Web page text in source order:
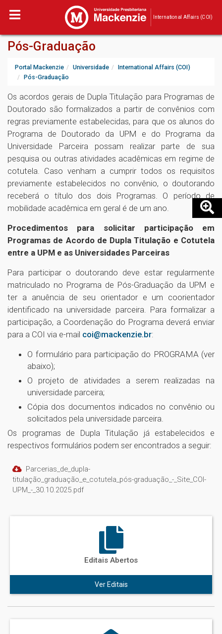
International Affairs (COI)
Pós-Graduação
Portal Mackenzie Universidade
International Affairs (COI)
Pós-Graduação
Os acordos gerais de Dupla Titulação para Programas de
Doutorado são formalizados a partir de convênios com
regras previamente estabelecidas, para que os alunos do
Programa de Doutorado da UPM e do Programa da
Universidade Parceira possam realizar parte de sua
pesquisa ou outras atividades acadêmicas em regime de
cotutela. Caso venham a cumprir todos os requisitos
previamente estabelecidos no convênio, o doutorando
receberá o título dos dois Programas. O período de
mobilidade acadêmica em geral é de um ano.
Procedimentos para solicitar participação em
Programas de Acordo de Dupla Titulação e Cotutela
entre a UPM e as Universidades Parceiras
Para participar o doutorando deve estar regularmente
matriculado no Programa de Pós-Graduação da UPM e
ter a anuência de seu orientador e um coorientador
identificado na universidade parceira. Para formalizar a
participação, a Coordenação do Programa deverá enviar
para a COI via e-mail coi@mackenzie.br:
O formulário para participação do PROGRAMA (ver
abaixo);
O projeto de atividades a serem realizadas na
universidade parceira;
Cópia dos documentos indicados no convênio ou
solicitados pela universidade parceira.
Os programas de Dupla Titulação já estabelecidos e
respectivos formulários podem ser encontrados a seguir:
Parcerias_de_dupla-
titulação_graduação_e_cotutela_pós-graduação_-_Site_COI-
UPM_-_30.10.2025.pdf
Editais Abertos
Ver Editais